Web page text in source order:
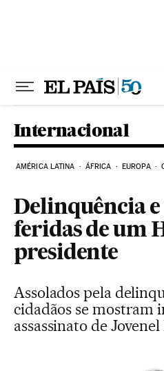
Internacional
AMÉRICA LATINA ÁFRICA EUROPA
Delinquência e
feridas de um
presidente
Assolados pela
cidadãos se mostram
assassinato de